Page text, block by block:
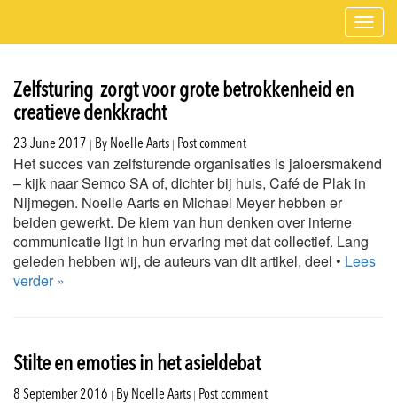
Zelfsturing zorgt voor grote betrokkenheid en
creatieve denkkracht
23 June 2017 | By Noelle Aarts | Post comment
Het succes van zelfsturende organisaties is jaloersmakend
– kijk naar Semco SA of, dichter bij huis, Café de Plak in
Nijmegen. Noelle Aarts en Michael Meyer hebben er
beiden gewerkt. De kiem van hun denken over interne
communicatie ligt in hun ervaring met dat collectief. Lang
geleden hebben wij, de auteurs van dit artikel, deel • Lees
verder »
Stilte en emoties in het asieldebat
8 September 2016 | By Noelle Aarts | Post comment